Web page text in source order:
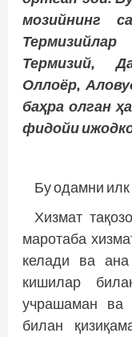
мозийнинг
Термизий,
Оллоёр,
баҳра олган
фидойи
Бу одамни
Хизмат
маротаба
келади ва
кишилар
учрашаман ва
билан